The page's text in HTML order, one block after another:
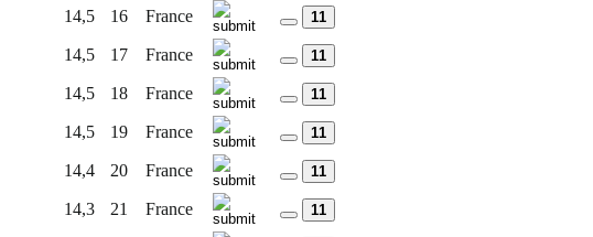
14,5 16 France 11
14,5 17 France 11
14,5 18 France 11
14,5 19 France 11
14,4 20 France 11
14,3 21 France 11